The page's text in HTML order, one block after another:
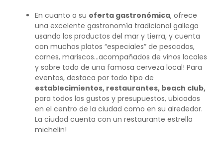
En cuanto a su oferta gastronómica, ofrece
una excelente gastronomía tradicional gallega
usando los productos del mar y tierra, y cuenta
con muchos platos “especiales” de pescados,
carnes, mariscos…acompañados de vinos locales
y sobre todo de una famosa cerveza local! Para
eventos, destaca por todo tipo de
establecimientos, restaurantes, beach club,
para todos los gustos y presupuestos, ubicados
en el centro de la ciudad como en su alrededor.
La ciudad cuenta con un restaurante estrella
michelin!